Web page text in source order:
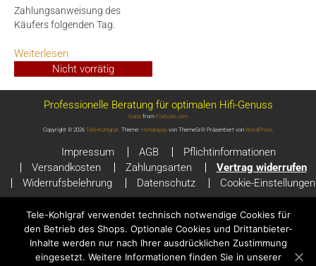
Zahlungsanweisung des
Käufers folgenden Tag.
Weiterlesen
Nicht vorrätig
Professionelle Beratung für optimalen Hifi-Genuss
Icons from Flaticon.com
Copyright © 2026 Tele-Kohlgraf. Theme: Himalayasvon ThemeGrill Präsentiert von WordPress.
Impressum AGB
Pflichtinformationen
Versandkosten
Zahlungsarten
Vertrag widerrufen
Widerrufsbelehrung
Datenschutz Cookie-Einstellungen
Tele-Kohlgraf verwendet technisch notwendige Cookies für
den Betrieb des Shops. Optionale Cookies und Drittanbieter-
Inhalte werden nur nach Ihrer ausdrücklichen Zustimmung
eingesetzt. Weitere Informationen finden Sie in unserer